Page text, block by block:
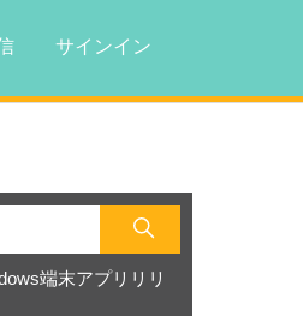
サインイン
端末アプリリリ